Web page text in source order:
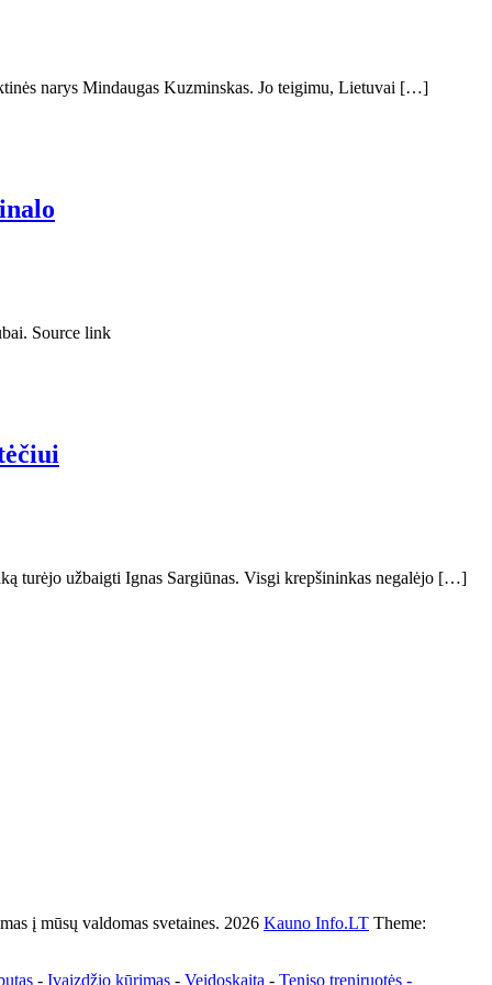
narys Mindaugas Kuzminskas. Jo teigimu, Lietuvai […]
Source link
turėjo užbaigti Ignas Sargiūnas. Visgi krepšininkas negalėjo […]
į mūsų valdomas svetaines. 2026 Kauno Info.LT Theme:
- Įvaizdžio kūrimas - Veidoskaita - Teniso treniruotės -